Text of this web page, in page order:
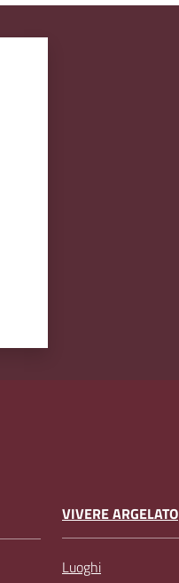
VIVERE ARGELATO
Luoghi